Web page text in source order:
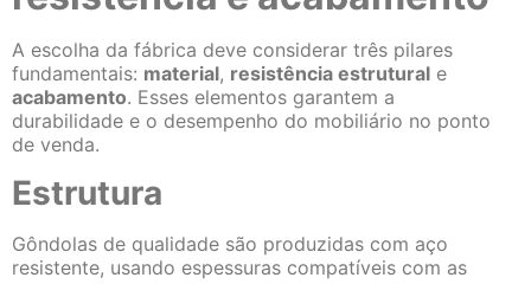
A escolha da fábrica deve considerar três pilares
fundamentais: material, resistência estrutural e
acabamento. Esses elementos garantem a
durabilidade e o desempenho do mobiliário no ponto
de venda.
Estrutura
Gôndolas de qualidade são produzidas com aço
resistente, usando espessuras compatíveis com as